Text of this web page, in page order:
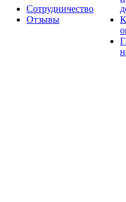
Сотрудничество
Отзывы